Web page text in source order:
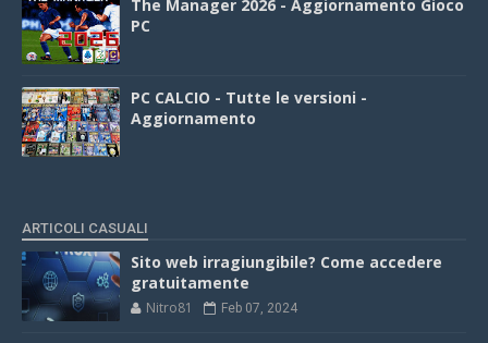
The Manager 2026 - Aggiornamento Gioco
PC
PC CALCIO - Tutte le versioni -
Aggiornamento
ARTICOLI CASUALI
Sito web irragiungibile? Come accedere
gratuitamente
Nitro81 Feb 07, 2024